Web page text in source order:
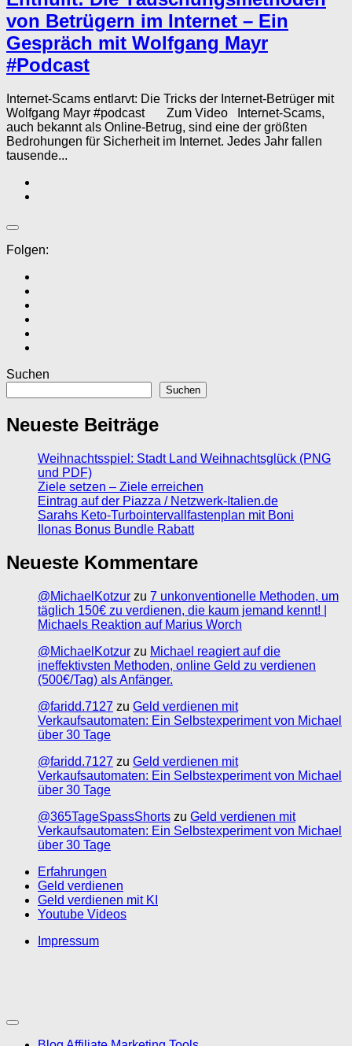
von Betrügern im Internet – Ein
Gespräch mit Wolfgang Mayr
#Podcast
Internet-Scams entlarvt: Die Tricks der Internet-Betrüger mit
Wolfgang Mayr #podcast Zum Video Internet-Scams,
auch bekannt als Online-Betrug, sind eine der größten
Bedrohungen für Sicherheit im Internet. Jedes Jahr fallen
tausende...
Folgen:
Suchen
Suchen
Neueste Beiträge
Weihnachtsspiel: Stadt Land Weihnachtsglück (PNG
und PDF)
Ziele setzen – Ziele erreichen
Eintrag auf der Piazza / Netzwerk-Italien.de
Sarahs Keto-Turbointervallfastenplan mit Boni
Ilonas Bonus Bundle Rabatt
Neueste Kommentare
@MichaelKotzur zu 7 unkonventionelle Methoden, um
täglich 150€ zu verdienen, die kaum jemand kennt! |
Michaels Reaktion auf Marius Worch
@MichaelKotzur zu Michael reagiert auf die
ineffektivsten Methoden, online Geld zu verdienen
(500€/Tag) als Anfänger.
@faridd.7127 zu Geld verdienen mit
Verkaufsautomaten: Ein Selbstexperiment von Michael
über 30 Tage
@faridd.7127 zu Geld verdienen mit
Verkaufsautomaten: Ein Selbstexperiment von Michael
über 30 Tage
@365TageSpassShorts zu Geld verdienen mit
Verkaufsautomaten: Ein Selbstexperiment von Michael
über 30 Tage
Erfahrungen
Geld verdienen
Geld verdienen mit KI
Youtube Videos
Impressum